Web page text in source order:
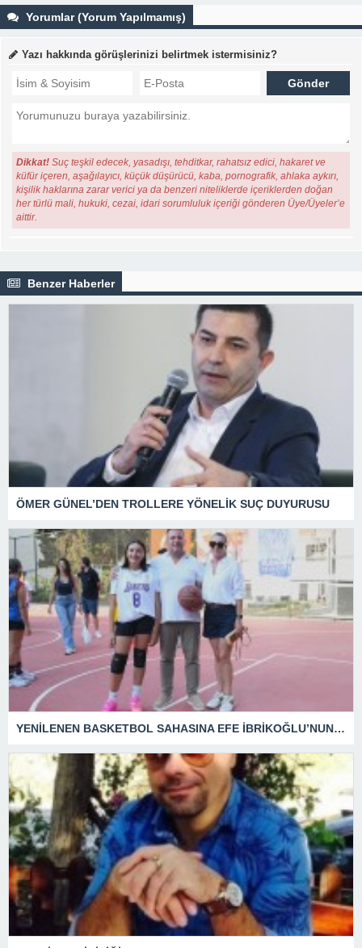
Yorumlar (Yorum Yapılmamış)
Yazı hakkında görüşlerinizi belirtmek istermisiniz?
Dikkat! Suç teşkil edecek, yasadışı, tehditkar, rahatsız edici, hakaret ve
küfür içeren, aşağılayıcı, küçük düşürücü, kaba, pornografik, ahlaka aykırı,
kişilik haklarına zarar verici ya da benzeri niteliklerde içeriklerden doğan
her türlü mali, hukuki, cezai, idari sorumluluk içeriği gönderen Üye/Üyeler’e
aittir.
Benzer Haberler
ÖMER GÜNEL’DEN TROLLERE YÖNELİK SUÇ DUYURUSU
YENİLENEN BASKETBOL SAHASINA EFE İBRİKOĞLU’NUN ADI VERİLDİ